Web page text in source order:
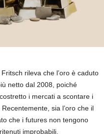
rileva che l’oro è caduto
netto dal 2008, poiché
i mercati a scontare i
sia l’oro che il
che i futures non tengono
improbabili,